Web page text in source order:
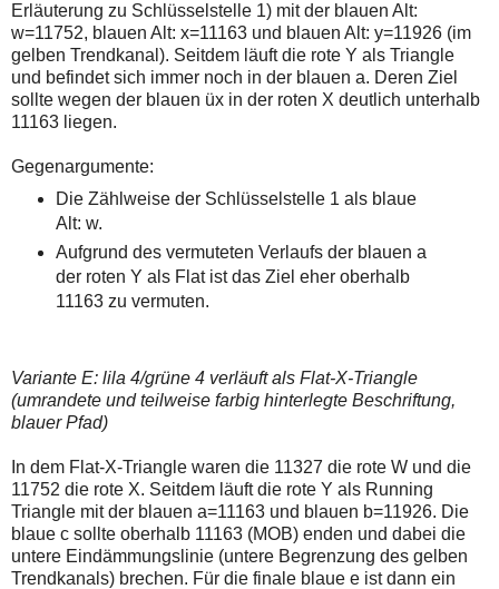
Erläuterung zu Schlüsselstelle 1) mit der blauen Alt:
w=11752, blauen Alt: x=11163 und blauen Alt: y=11926 (im
gelben Trendkanal). Seitdem läuft die rote Y als Triangle
und befindet sich immer noch in der blauen a. Deren Ziel
sollte wegen der blauen üx in der roten X deutlich unterhalb
11163 liegen.
Gegenargumente:
Die Zählweise der Schlüsselstelle 1 als blaue
Alt: w.
Aufgrund des vermuteten Verlaufs der blauen a
der roten Y als Flat ist das Ziel eher oberhalb
11163 zu vermuten.
Variante E: lila 4/grüne 4 verläuft als Flat-X-Triangle
(umrandete und teilweise farbig hinterlegte Beschriftung,
blauer Pfad)
In dem Flat-X-Triangle waren die 11327 die rote W und die
11752 die rote X. Seitdem läuft die rote Y als Running
Triangle mit der blauen a=11163 und blauen b=11926. Die
blaue c sollte oberhalb 11163 (MOB) enden und dabei die
untere Eindämmungslinie (untere Begrenzung des gelben
Trendkanals) brechen. Für die finale blaue e ist dann ein